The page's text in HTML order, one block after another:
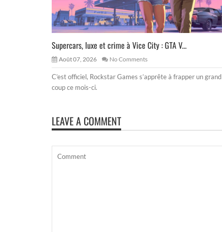
Supercars, luxe et crime à Vice City : GTA V...
Août 07, 2026 No Comments
C’est officiel, Rockstar Games s’apprête à frapper un grand
coup ce mois-ci.
LEAVE A COMMENT